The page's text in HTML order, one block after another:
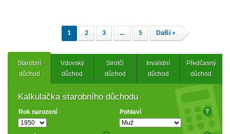
1 2 3 … 5 Další »
Starobní
důchod
Vdovský
důchod
Sirotčí
důchod
Invalidní
důchod
Předčasný
důchod
Kalkulačka starobního důchodu
Rok narození Pohlaví ?